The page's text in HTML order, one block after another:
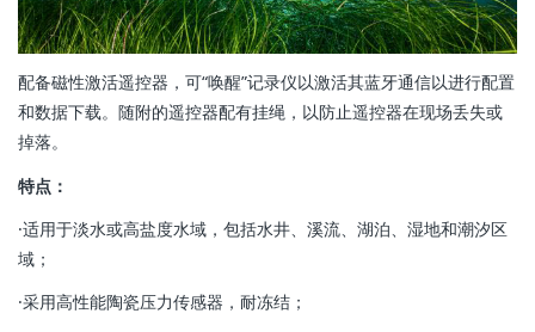
配备磁性激活遥控器，可“唤醒”记录仪以激活其蓝牙通信以进行配置
和数据下载。随附的遥控器配有挂绳，以防止遥控器在现场丢失或
掉落。
特点：
·适用于淡水或高盐度水域，包括水井、溪流、湖泊、湿地和潮汐区
域；
·采用高性能陶瓷压力传感器，耐冻结；